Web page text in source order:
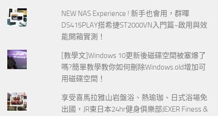
NEW NAS Experience ! 新手也會用，群暉
DS415PLAY搭希捷ST2000VN入門篇~啟用與效
能開箱實測！
[教學文]Windows 10更新後磁碟空間被塞爆了
嗎?簡單教學教你如何刪除Windows.old增加可
用磁碟空間！
享受喜馬拉雅山岩盤浴、熱瑜珈、日式浴場免
出國，JR東日本24hr健身俱樂部JEXER Finess &